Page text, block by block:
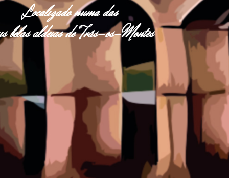
Localizado numa das
belas aldeias de Trás-os-Montes